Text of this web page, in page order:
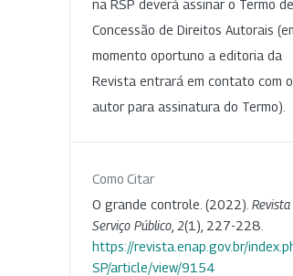
na RSP deverá assinar o Termo de
Concessão de Direitos Autorais
momento oportuno a editoria da
Revista entrará em contato com o
autor para assinatura do Termo).
Como Citar
O grande controle. (2022).
Serviço Público 2(1), 227-228.
https://revista.enap.gov.br/
SP/article/view/9154